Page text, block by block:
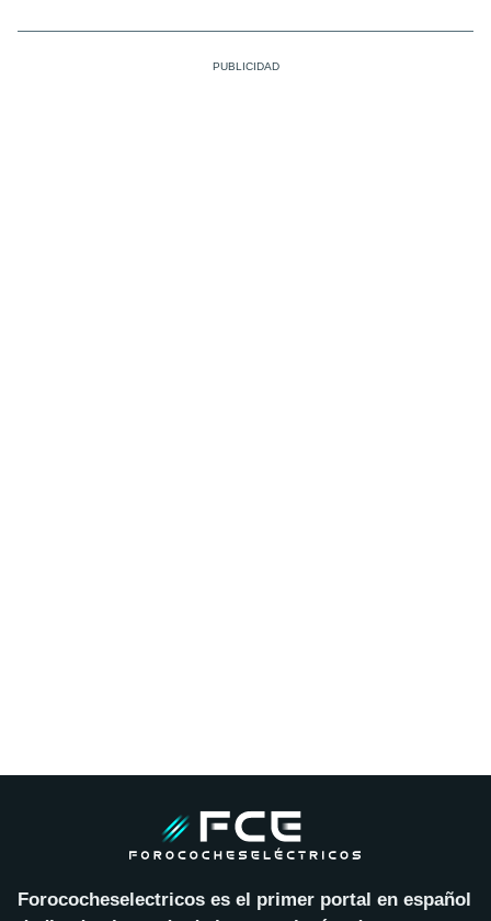
Forococheselectricos es el primer portal en español